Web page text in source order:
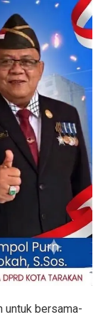
untuk bersama-